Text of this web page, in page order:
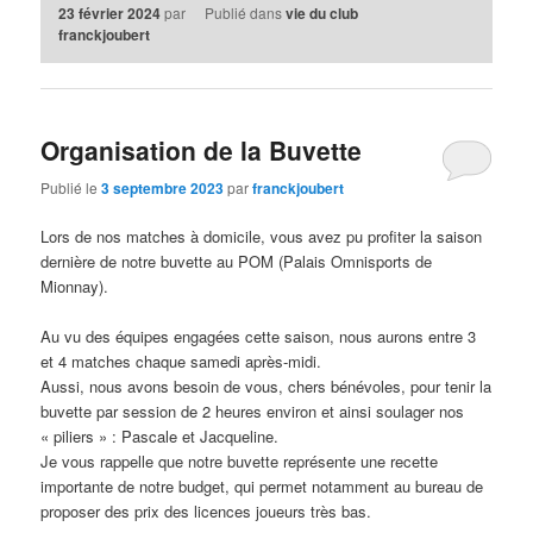
23 février 2024par
franckjoubert
Publié dans vie du club
Organisation de la Buvette
Publié le3 septembre 2023parfranckjoubert
Lors de nos matches à domicile, vous avez pu profiter la saison
dernière de notre buvette au POM (Palais Omnisports de
Mionnay).
Au vu des équipes engagées cette saison, nous aurons entre 3
et 4 matches chaque samedi après-midi.
Aussi, nous avons besoin de vous, chers bénévoles, pour tenir la
buvette par session de 2 heures environ et ainsi soulager nos
« piliers » : Pascale et Jacqueline.
Je vous rappelle que notre buvette représente une recette
importante de notre budget, qui permet notamment au bureau de
proposer des prix des licences joueurs très bas.